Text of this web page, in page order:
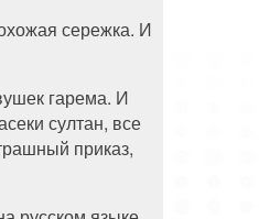
сережка. И
гарема. И
султан, все
приказ,